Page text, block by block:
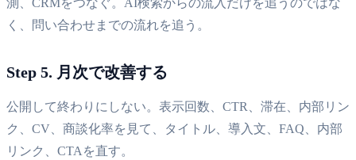
く、問い合わせまでの流れを追う。
Step 5. 月次で改善する
公開して終わりにしない。表示回数、CTR、滞在、内部リン
ク、CV、商談化率を見て、タイトル、導入文、FAQ、内部
リンク、CTAを直す。